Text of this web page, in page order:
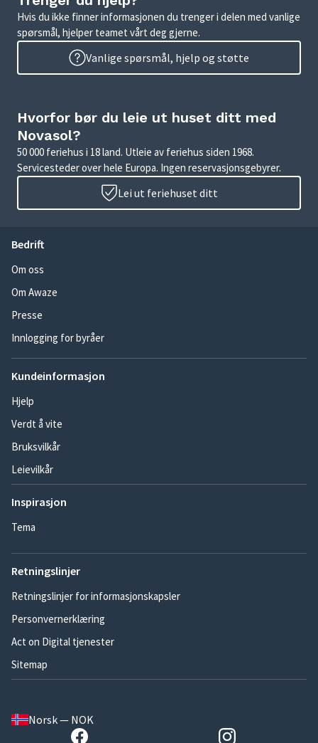
Hvis du ikke finner informasjonen du trenger i delen med vanlige
spørsmål, hjelper teamet vårt deg gjerne.
Vanlige spørsmål, hjelp og støtte
Hvorfor bør du leie ut huset ditt med
Novasol?
50 000 feriehus i 18 land. Utleie av feriehus siden 1968.
Servicesteder over hele Europa. Ingen reservasjonsgebyrer.
Lei ut feriehuset ditt
Bedrift
Om oss
Om Awaze
Presse
Innlogging for byråer
Kundeinformasjon
Hjelp
Verdt å vite
Bruksvilkår
Leievilkår
Inspirasjon
Tema
Retningslinjer
Retningslinjer for informasjonskapsler
Personvernerklæring
Act on Digital tjenester
Sitemap
Norsk — NOK